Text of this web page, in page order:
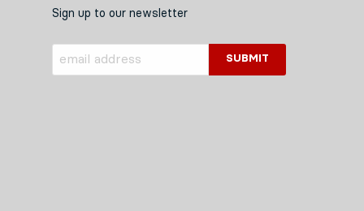
Sign up to our newsletter